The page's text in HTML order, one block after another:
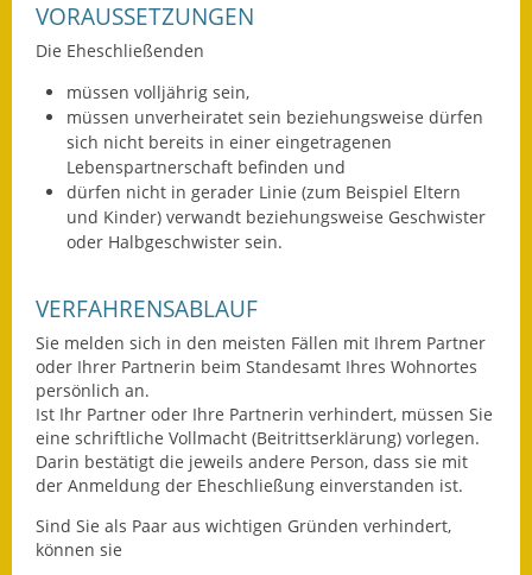
Notfallplanung
Schadensmeldung
Straßenbau
Landesstraße
Umleitungsplan
Buslinie 168
Stellenausschreibungen
Zahlen und Fakten
VORAUSSETZUNGEN
Die Eheschließenden
müssen volljährig sein,
müssen unverheiratet sein beziehungsweise dürfen
sich nicht bereits in einer eingetragenen
Lebenspartnerschaft befinden und
dürfen nicht in gerader Linie (zum Beispiel Eltern
und Kinder) verwandt beziehungsweise Geschwister
oder Halbgeschwister sein.
VERFAHRENSABLAUF
Sie melden sich in den meisten Fällen mit Ihrem Partner
oder Ihrer Partnerin beim Standesamt Ihres Wohnortes
persönlich an.
Ist Ihr Partner oder Ihre Partnerin verhindert, müssen Sie
eine schriftliche Vollmacht (Beitrittserklärung) vorlegen.
Darin bestätigt die jeweils andere Person, dass sie mit
der Anmeldung der Eheschließung einverstanden ist.
Sind Sie als Paar aus wichtigen Gründen verhindert,
können sie